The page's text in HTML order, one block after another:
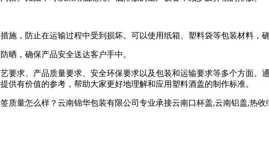
施，防止在运输过程中受到损坏。可以使用纸箱、塑料袋等包装材料，
晒，确保产品安全送达客户手中。
要求、产品质量要求、安全环保要求以及包装和运输要求等多个方面。
供有价值的参考，帮助大家更好地理解和应用塑料酒盖的制作标准。
质量怎么样？云南锦华包装有限公司专业承接云南口杯盖,云南铝盖,热收